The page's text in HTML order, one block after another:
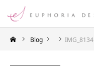
Blog IMG_8134